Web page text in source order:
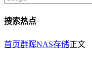
搜索热点
首页群晖NAS存储正文